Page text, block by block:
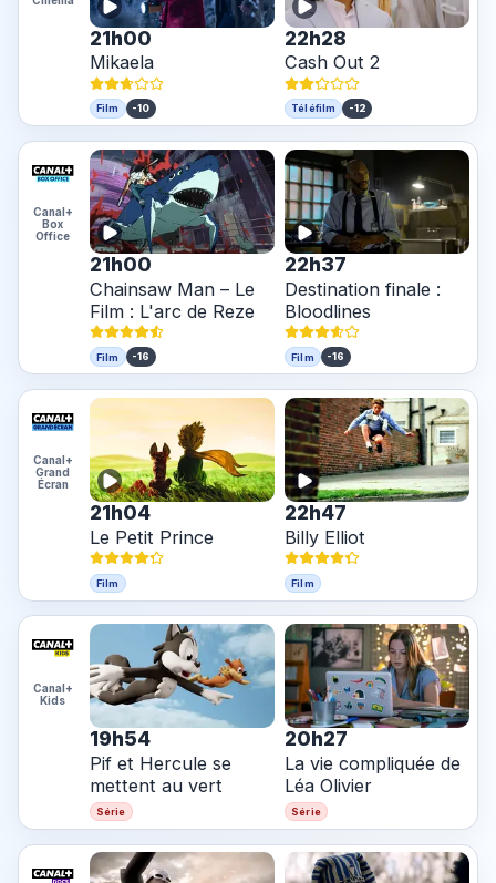
21h00
Mikaela
Film -10
22h28
Cash Out 2
Téléfilm -12
Canal+
Box
Office
21h00
Chainsaw Man – Le
Film : L'arc de Reze
Film -16
22h37
Destination finale :
Bloodlines
Film -16
Canal+
Grand
Écran
21h04
Le Petit Prince
Film
22h47
Billy Elliot
Film
Canal+
Kids
19h54
Pif et Hercule se
mettent au vert
Série
20h27
La vie compliquée de
Léa Olivier
Série